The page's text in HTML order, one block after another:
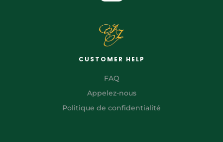
CUSTOMER HELP
FAQ
Appelez-nous
Politique de confidentialité